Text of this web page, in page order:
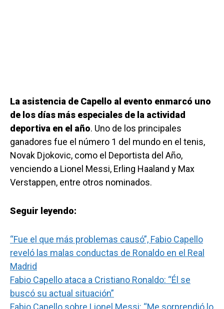
La asistencia de Capello al evento enmarcó uno
de los días más especiales de la actividad
deportiva en el año. Uno de los principales
ganadores fue el número 1 del mundo en el tenis,
Novak Djokovic, como el Deportista del Año,
venciendo a Lionel Messi, Erling Haaland y Max
Verstappen, entre otros nominados.
Seguir leyendo:
“Fue el que más problemas causó”, Fabio Capello
reveló las malas conductas de Ronaldo en el Real
Madrid
Fabio Capello ataca a Cristiano Ronaldo: “Él se
buscó su actual situación”
Fabio Capello sobre Lionel Messi: “Me sorprendió lo